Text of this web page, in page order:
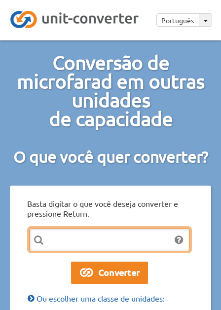
Português
Conversão de
microfarad em outras
unidades
de capacidade
O que você quer converter?
Basta digitar o que você deseja converter e
pressione Return.
Ou escolher uma classe de unidades: